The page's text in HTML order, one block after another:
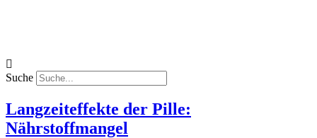
Suche
Langzeiteffekte der Pille:
Nährstoffmangel